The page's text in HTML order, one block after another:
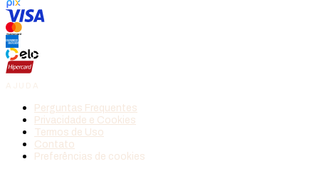
Perguntas Frequentes
Privacidade e Cookies
Termos de Uso
Contato
Preferências de cookies